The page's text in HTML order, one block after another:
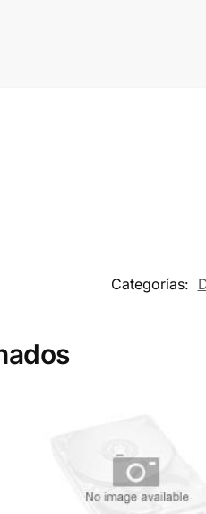
Categorías: